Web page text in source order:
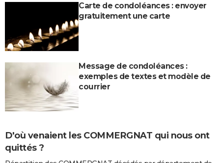
Carte de condoléances : envoyer
gratuitement une carte
Message de condoléances :
exemples de textes et modèle de
courrier
D'où venaient les COMMERGNAT qui nous ont
quittés ?